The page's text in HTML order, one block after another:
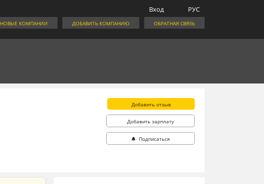
РУС
Вход
ОБРАТНАЯ СВЯЗЬ
ДОБАВИТЬ КОМПАНИЮ
НОВЫЕ КОМПАНИИ
Добавить отзыв
Добавить зарплату
🔔 Подписаться